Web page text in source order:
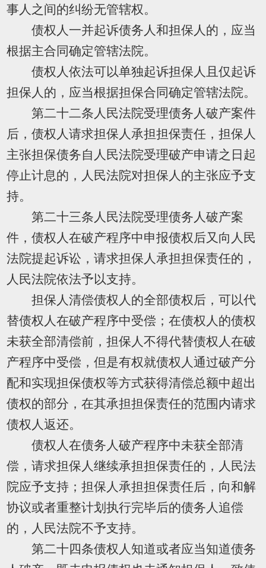
事人之间的纠纷无管辖权。
债权人一并起诉债务人和担保人的，应当
根据主合同确定管辖法院。
债权人依法可以单独起诉担保人且仅起诉
担保人的，应当根据担保合同确定管辖法院。
第二十二条人民法院受理债务人破产案件
后，债权人请求担保人承担担保责任，担保人
主张担保债务自人民法院受理破产申请之日起
停止计息的，人民法院对担保人的主张应予支
持。
第二十三条人民法院受理债务人破产案
件，债权人在破产程序中申报债权后又向人民
法院提起诉讼，请求担保人承担担保责任的，
人民法院依法予以支持。
担保人清偿债权人的全部债权后，可以代
替债权人在破产程序中受偿；在债权人的债权
未获全部清偿前，担保人不得代替债权人在破
产程序中受偿，但是有权就债权人通过破产分
配和实现担保债权等方式获得清偿总额中超出
债权的部分，在其承担担保责任的范围内请求
债权人返还。
债权人在债务人破产程序中未获全部清
偿，请求担保人继续承担担保责任的，人民法
院应予支持；担保人承担担保责任后，向和解
协议或者重整计划执行完毕后的债务人追偿
的，人民法院不予支持。
第二十四条债权人知道或者应当知道债务